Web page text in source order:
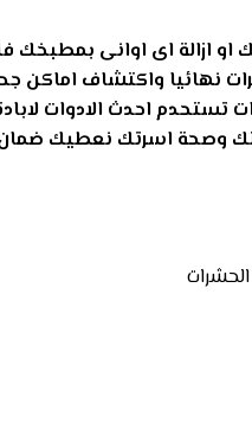
ازالة اى اوانى بمطبخك
نهائيا واكتشاف اماكن
تستحدم احدث الادوات
وصحة اسرتك نعطيك